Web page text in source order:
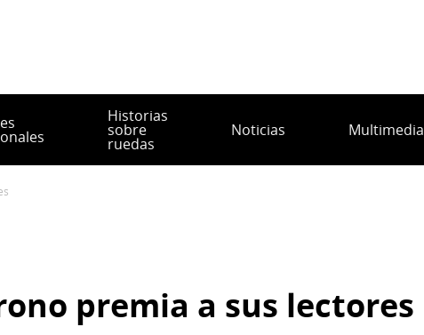
Historias
sobre
ruedas
Noticias Multimedia
premia a sus lectores